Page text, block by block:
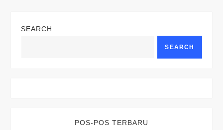
SEARCH
SEARCH
POS-POS TERBARU